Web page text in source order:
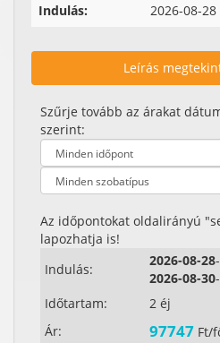
Indulás:
2026-08-28
Leírás
Szűrje tovább az árakat
szerint:
Az időpontokat oldalirányú
lapozhatja is!
Indulás:
2026-08-28
2026-08-30
Időtartam:
2 éj
Ár:
97747 Ft/